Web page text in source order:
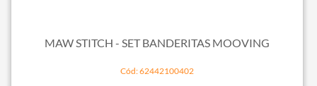
MAW STITCH - SET BANDERITAS MOOVING
Cód: 62442100402